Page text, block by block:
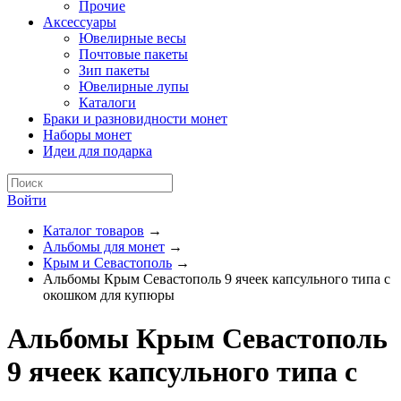
Прочие
Аксессуары
Ювелирные весы
Почтовые пакеты
Зип пакеты
Ювелирные лупы
Каталоги
Браки и разновидности монет
Наборы монет
Идеи для подарка
Войти
Каталог товаров →
Альбомы для монет →
Крым и Севастополь →
Альбомы Крым Севастополь 9 ячеек капсульного типа с
окошком для купюры
Альбомы Крым Севастополь
9 ячеек капсульного типа с